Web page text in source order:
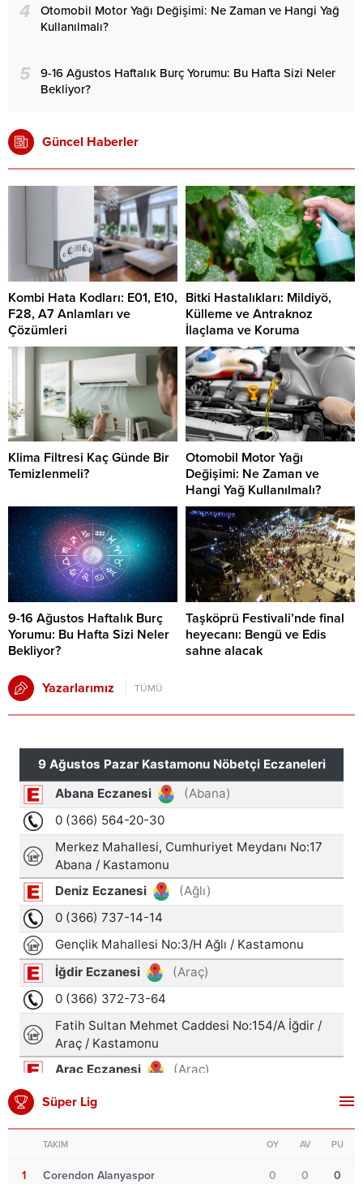
4
Otomobil Motor Yağı Değişimi: Ne Zaman ve Hangi Yağ
Kullanılmalı?
5
9-16 Ağustos Haftalık Burç Yorumu: Bu Hafta Sizi Neler
Bekliyor?
Güncel Haberler
Kombi Hata Kodları: E01, E10,
F28, A7 Anlamları ve
Çözümleri
Bitki Hastalıkları: Mildiyö,
Külleme ve Antraknoz
İlaçlama ve Koruma
Klima Filtresi Kaç Günde Bir
Temizlenmeli?
Otomobil Motor Yağı
Değişimi: Ne Zaman ve
Hangi Yağ Kullanılmalı?
9-16 Ağustos Haftalık Burç
Yorumu: Bu Hafta Sizi Neler
Bekliyor?
Taşköprü Festivali’nde final
heyecanı: Bengü ve Edis
sahne alacak
Yazarlarımız TÜMÜ
Süper Lig
TAKIM OY AV PU
1 Corendon Alanyaspor 0 0 0